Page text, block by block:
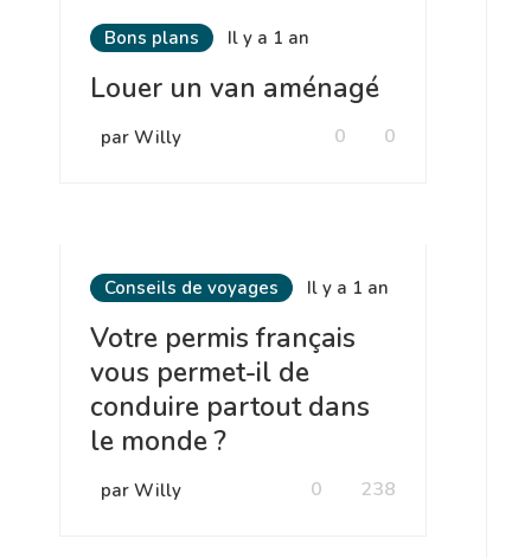
Bons plans Il y a 1 an
Louer un van aménagé
par Willy 0
0
Conseils de voyages Il y a 1 an
Votre permis français
vous permet-il de
conduire partout dans
le monde ?
par Willy 238
0